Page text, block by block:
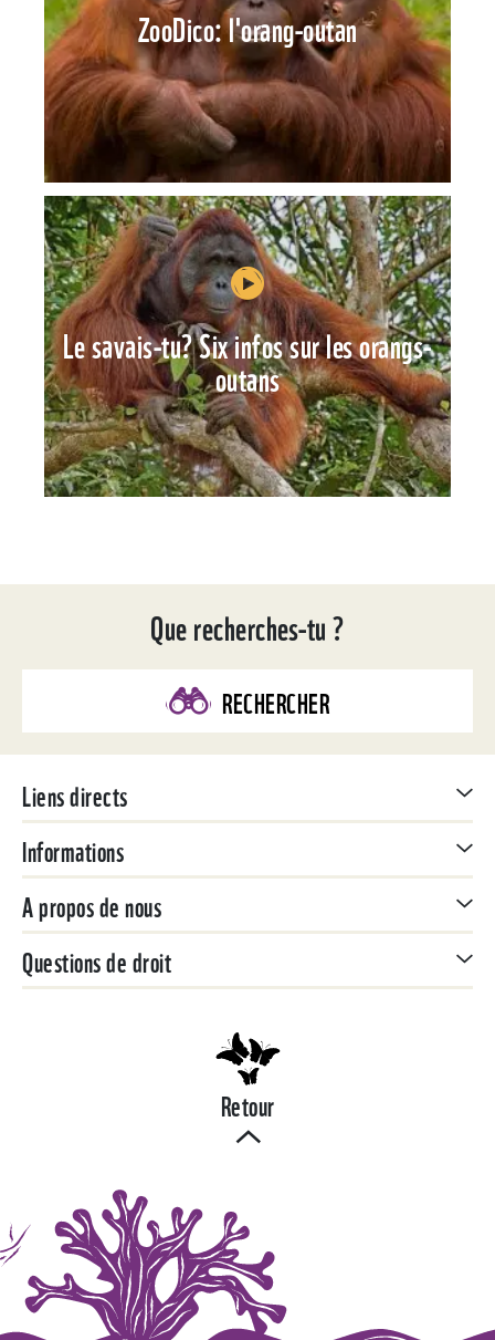
ZooDico: l'orang-outan
Le savais-tu? Six infos sur les orangs-
outans
Que recherches-tu ?
RECHERCHER
Liens directs
Informations
A propos de nous
Questions de droit
Retour